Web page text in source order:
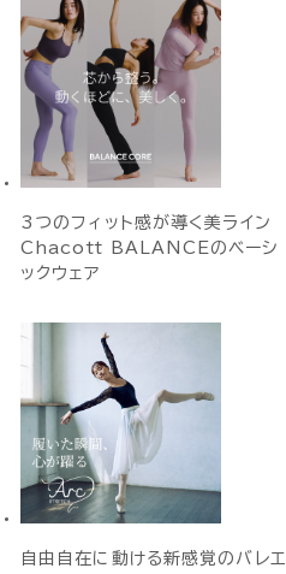
3つのフィット感が導く美ライン
Chacott BALANCEのベーシ
ックウェア
自由自在に動ける新感覚のバレエ